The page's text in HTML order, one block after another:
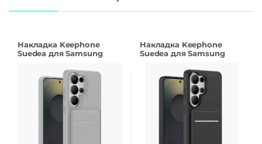
Накладка Keephone
Suedea для Samsung
Накладка Keephone
Suedea для Samsung